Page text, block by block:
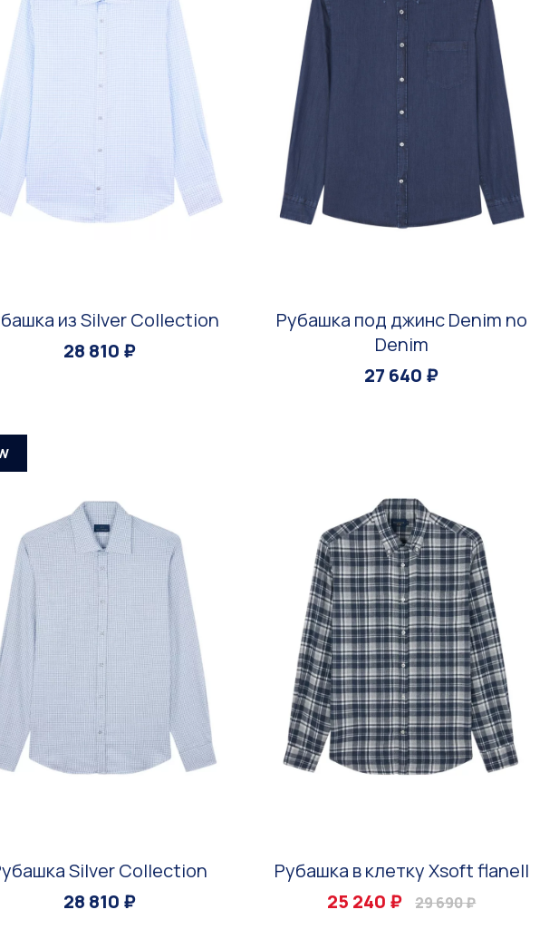
из Silver Collection
28 810 ₽
Рубашка под джинс Denim no
Denim
27 640 ₽
Silver Collection
28 810 ₽
Рубашка в клетку Xsoft flanell
25 240 ₽
29 690 ₽